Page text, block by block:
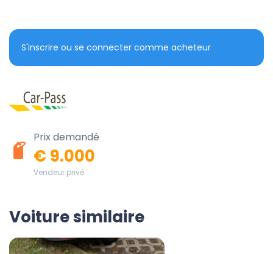
S'inscrire ou se connecter comme acheteur
Prix demandé
€ 9.000
Vendeur privé
Voiture similaire